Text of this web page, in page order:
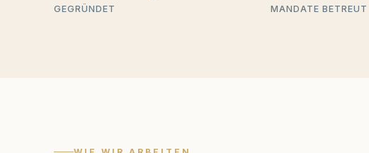
GEGRÜNDET MANDATE BETREUT